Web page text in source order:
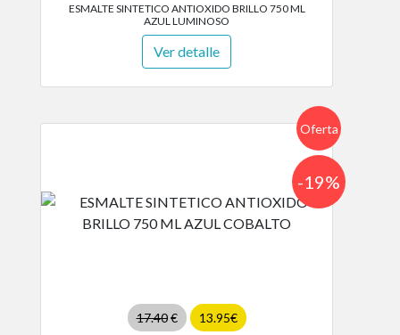
ESMALTE SINTETICO ANTIOXIDO BRILLO 750 ML
AZUL LUMINOSO
Ver detalle
Oferta
17.40€ 13.95€
-19%